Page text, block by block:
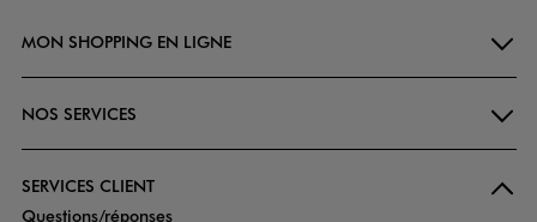
MON SHOPPING EN LIGNE
NOS SERVICES
SERVICES CLIENT
Questions/réponses